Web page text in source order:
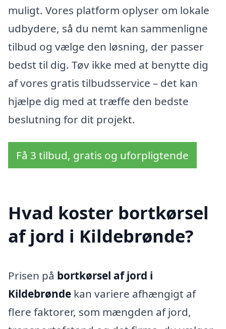
muligt. Vores platform oplyser om lokale
udbydere, så du nemt kan sammenligne
tilbud og vælge den løsning, der passer
bedst til dig. Tøv ikke med at benytte dig
af vores gratis tilbudsservice – det kan
hjælpe dig med at træffe den bedste
beslutning for dit projekt.
Få 3 tilbud, gratis og uforpligtende
Hvad koster bortkørsel
af jord i Kildebrønde?
Prisen på bortkørsel af jord i
Kildebrønde kan variere afhængigt af
flere faktorer, som mængden af jord,